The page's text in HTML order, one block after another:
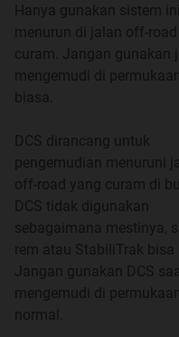
Jangan memposting
http://kask.us/gWKcB
Forum Jual Beli (FJB).
silakan bergabung di
Chevrolet Trax
komunitasdi sini
Brosur :
2017-2018: find here
Tabel perbandingan
Hanya gunakan sistem
menurun di jalan off-road
curam. Jangan gunakan
mengemudi di
biasa.
DCS dirancang untuk
pengemudian menuruni
off-road yang curam di
DCS tidak digunakan
sebagaimana mestinya,
rem atau StabiliTrak bisa
Jangan gunakan DCS
mengemudi di
normal.